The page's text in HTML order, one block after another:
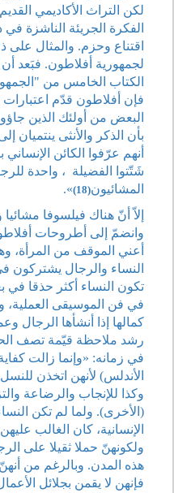
لكن التراث الأكاديمي
الفكرة الجريئة الناشزة
اقتناع وحزم. والمثال
لجمهورية أفلاطون. فبَعد
الكتاب الخامس من
فإن أفلاطون قدّم اعتبارات
البعض من أولئك الذين
بأن الذكر والأنثى
أنهم عرّفوا الكائن الإنساني
شَتّتوا الفضيلة ، واحدة
المشائيون(18)
».
إلاّ أنّ هناك فيلسوفا
وانضمّ إلى أطروحات
أعني الموقف من المرأة،
النساء والرجال يشتركون
تكون النساء أكثر حذقا
في فن الموسيقى العملية،
كمالها إذا أنشأها الرجال
رشد ملاحظة قيّمة تصف
في زمانه: «وإنما زالت
الأندلس) لأنهن اتخذن
وكذا للإنجاب والرضاعة
(الأخرى). ولما لم تكن
الإنسانية، كان الغالب
ولكونهنّ حملا ثقيلا على
هذه المدن. وبالرغم من
فإنهن لا يقمن بجلائل